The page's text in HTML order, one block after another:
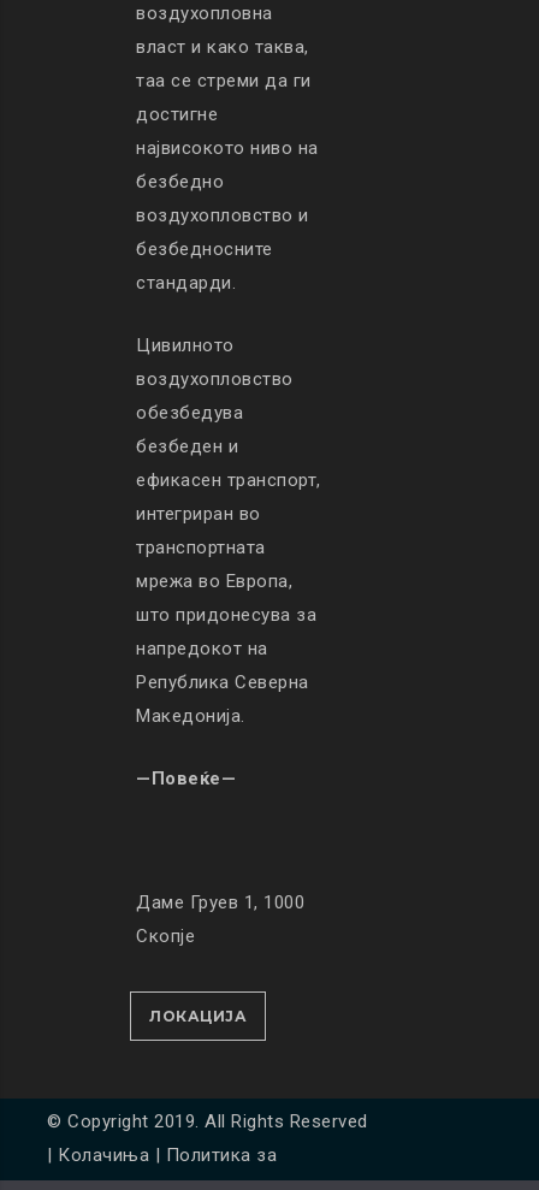
воздухопловна
власт и како таква,
таа се стреми да ги
достигне
највисокото ниво на
безбедно
воздухопловство и
безбедносните
стандарди.
Цивилното
воздухопловство
обезбедува
безбеден и
ефикасен транспорт,
интегриран во
транспортната
мрежа во Европа,
што придонесува за
напредокот на
Република Северна
Македонија.
—Повеќе—
Даме Груев 1, 1000
Скопје
ЛОКАЦИЈА
© Copyright 2019. All Rights Reserved
| Колачиња | Политика за